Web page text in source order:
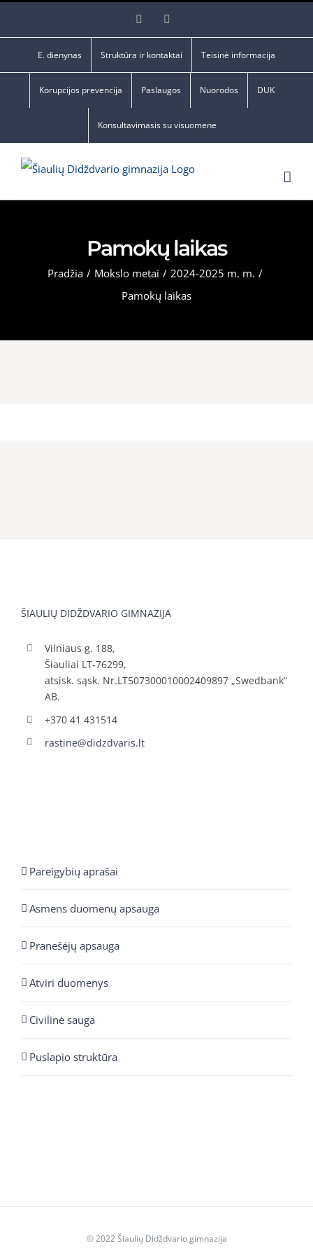
Facebook
E. dienynas Struktūra ir kontaktai Teisinė informacija
Korupcijos prevencija Paslaugos Nuorodos DUK
Konsultavimasis su visuomene
Pamokų laikas
Pradžia / Mokslo metai / 2024-2025 m. m. /
Pamokų laikas
ŠIAULIŲ DIDŽDVARIO GIMNAZIJA
Vilniaus g. 188,
Šiauliai LT-76299,
atsisk. sąsk. Nr.LT507300010002409897 „Swedbank“
AB.
+370 41 431514
rastine@didzdvaris.lt
Pareigybių aprašai
Asmens duomenų apsauga
Pranešėjų apsauga
Atviri duomenys
Civilinė sauga
Puslapio struktūra
© 2022 Šiaulių Didždvario gimnazija